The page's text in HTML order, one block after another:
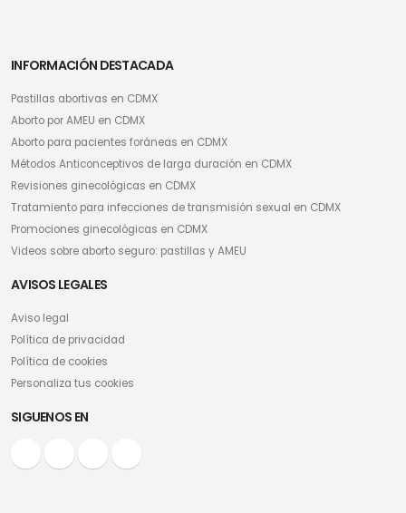
INFORMACIÓN DESTACADA
Pastillas abortivas en CDMX
Aborto por AMEU en CDMX
Aborto para pacientes foráneas en CDMX
Métodos Anticonceptivos de larga duración en CDMX
Revisiones ginecológicas en CDMX
Tratamiento para infecciones de transmisión sexual en CDMX
Promociones ginecológicas en CDMX
Videos sobre aborto seguro: pastillas y AMEU
AVISOS LEGALES
Aviso legal
Política de privacidad
Política de cookies
Personaliza tus cookies
SIGUENOS EN